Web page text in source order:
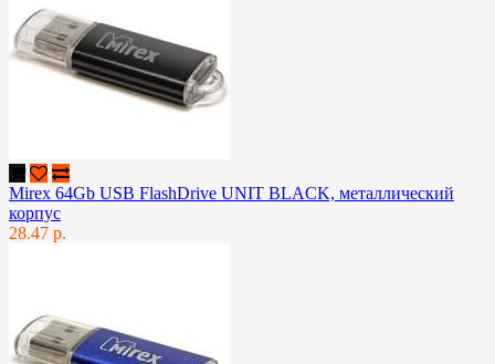
Mirex 64Gb USB FlashDrive UNIT BLACK, металлический
корпус
28.47 р.